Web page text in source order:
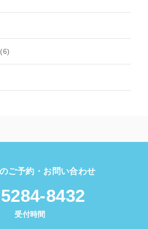
(6)
ご予約・お問い合わせ
8432
受付時間